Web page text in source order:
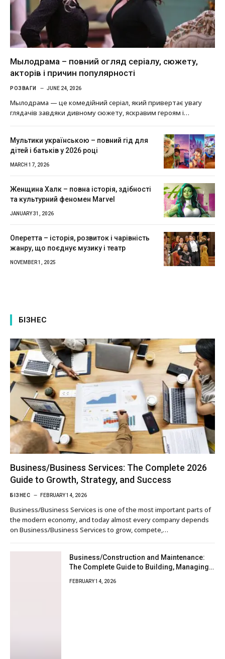
Мылодрама – повний огляд серіалу, сюжету,
акторів і причин популярності
РОЗВАГИ JUNE 24, 2026
Мылодрама — це комедійний серіал, який привертає увагу
глядачів завдяки дивному сюжету, яскравим героям і…
Мультики українською – повний гід для
дітей і батьків у 2026 році
MARCH 17, 2026
Женщина Халк – повна історія, здібності
та культурний феномен Marvel
JANUARY 31, 2026
Оперетта – історія, розвиток і чарівність
жанру, що поєднує музику і театр
NOVEMBER 1, 2025
БІЗНЕС
Business/Business Services: The Complete 2026
Guide to Growth, Strategy, and Success
БІЗНЕС FEBRUARY 14, 2026
Business/Business Services is one of the most important parts of
the modern economy, and today almost every company depends
on Business/Business Services to grow, compete,…
Business/Construction and Maintenance:
The Complete Guide to Building, Managing,
FEBRUARY 14, 2026